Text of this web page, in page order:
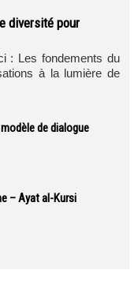
diversité pour
: Les fondements du
à la lumière de
de dialogue
– Ayat al-Kursi